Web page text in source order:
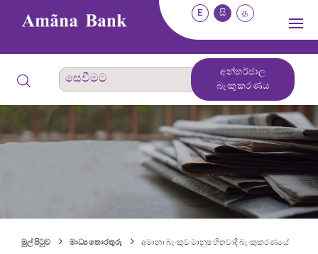
E සි த
අන්තර්ජාල
බැංකුකරණය
මුල් පිටුව මාධ්‍ය තොරතුරු අමානා බැංකුව මානුෂ හිතවාදී බැංකුකරණයේ